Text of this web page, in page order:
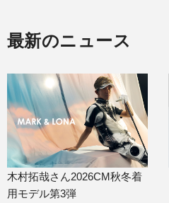
最新のニュース
木村拓哉さん2026CM秋冬着
用モデル第3弾